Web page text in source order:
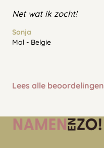
Net wat ik zocht!
Sonja
Mol - Belgie
Lees alle beoordelingen